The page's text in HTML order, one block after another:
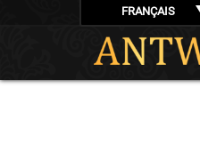
FRANÇAIS